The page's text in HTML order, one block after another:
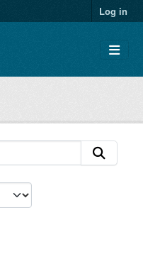
Log in